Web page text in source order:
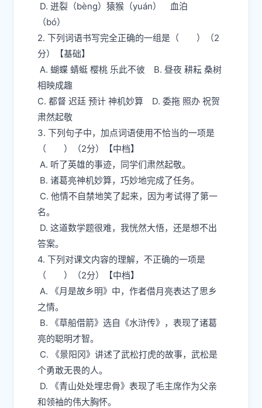
D. 迸裂（bèng）猿猴（yuán） 血泊
（bó）
2. 下列词语书写完全正确的一组是（ ）（2
分）【基础】
A. 蝴蝶 蜻蜓 樱桃 乐此不彼 B. 昼夜 耕耘 桑树
相映成趣
C. 都督 迟廷 预计 神机妙算 D. 委拖 照办 祝贺
肃然起敬
3. 下列句子中，加点词语使用不恰当的一项是
（ ）（2分）【中档】
A. 听了英雄的事迹，同学们肃然起敬。
B. 诸葛亮神机妙算，巧妙地完成了任务。
C. 他情不自禁地笑了起来，因为考试得了第一
名。
D. 这道数学题很难，我恍然大悟，还是想不出
答案。
4. 下列对课文内容的理解，不正确的一项是
（ ）（2分）【中档】
A. 《月是故乡明》中，作者借月亮表达了思乡
之情。
B. 《草船借箭》选自《水浒传》，表现了诸葛
亮的聪明才智。
C. 《景阳冈》讲述了武松打虎的故事，武松是
个勇敢无畏的人。
D. 《青山处处埋忠骨》表现了毛主席作为父亲
和领袖的伟大胸怀。